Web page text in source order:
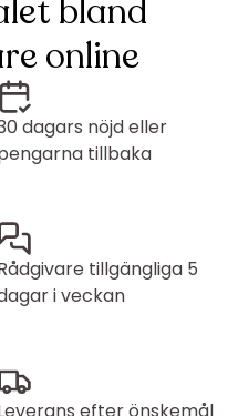
bland
online
dagars nöjd eller
tillbaka
tillgängliga 5
i veckan